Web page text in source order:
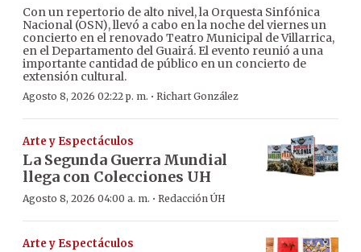
Con un repertorio de alto nivel, la Orquesta Sinfónica
Nacional (OSN), llevó a cabo en la noche del viernes un
concierto en el renovado Teatro Municipal de Villarrica,
en el Departamento del Guairá. El evento reunió a una
importante cantidad de público en un concierto de
extensión cultural.
Agosto 8, 2026 02:22 p. m. · Richart González
Arte y Espectáculos
La Segunda Guerra Mundial
llega con Colecciones UH
Agosto 8, 2026 04:00 a. m. · Redacción ÚH
Arte y Espectáculos